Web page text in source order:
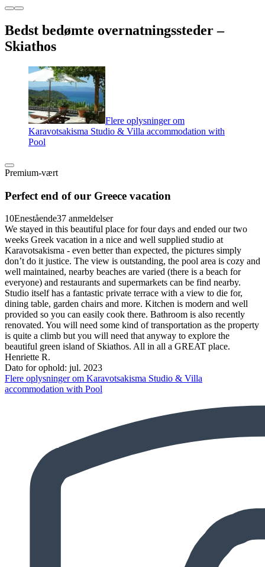
Bedst bedømte overnatningssteder –
Skiathos
Flere oplysninger om
Karavotsakisma Studio & Villa accommodation with
Pool
Premium-vært
Perfect end of our Greece vacation
10Enestående37 anmeldelser
We stayed in this beautiful place for four days and ended our two
weeks Greek vacation in a nice and well supplied studio at
Karavotsakisma - even better than expected, the pictures simply
don’t do it justice. The view is outstanding, the pool area is cozy and
well maintained, nearby beaches are varied (there is a beach for
everyone) and restaurants and supermarkets can be find nearby.
Studio itself has a fantastic private terrace with a view to die for,
dining table, garden chairs and more. Kitchen is modern and well
provided so you can easily cook there. Bathroom is also recently
renovated. You will need some kind of transportation as the property
is quite a climb but you will need that anyway to explore the
beautiful green island of Skiathos. All in all a GREAT place.
Henriette R.
Dato for ophold: jul. 2023
Flere oplysninger om Karavotsakisma Studio & Villa
accommodation with Pool